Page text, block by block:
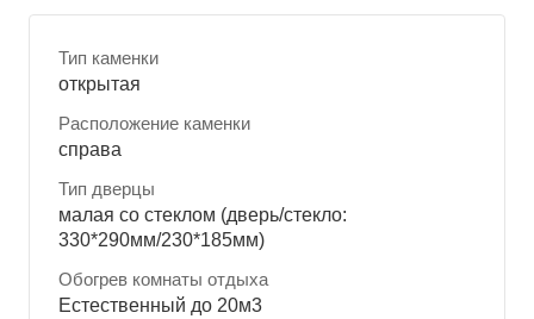
Тип каменки
открытая
Расположение каменки
справа
Тип дверцы
малая со стеклом (дверь/стекло:
330*290мм/230*185мм)
Обогрев комнаты отдыха
Естественный до 20м3